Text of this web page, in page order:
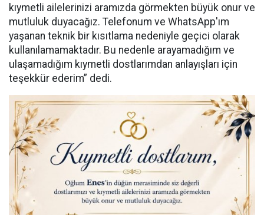
kıymetli ailelerinizi aramızda görmekten büyük onur ve
mutluluk duyacağız. Telefonum ve WhatsApp'ım
yaşanan teknik bir kısıtlama nedeniyle geçici olarak
kullanılamamaktadır. Bu nedenle arayamadığım ve
ulaşamadığım kıymetli dostlarımdan anlayışları için
teşekkür ederim” dedi.